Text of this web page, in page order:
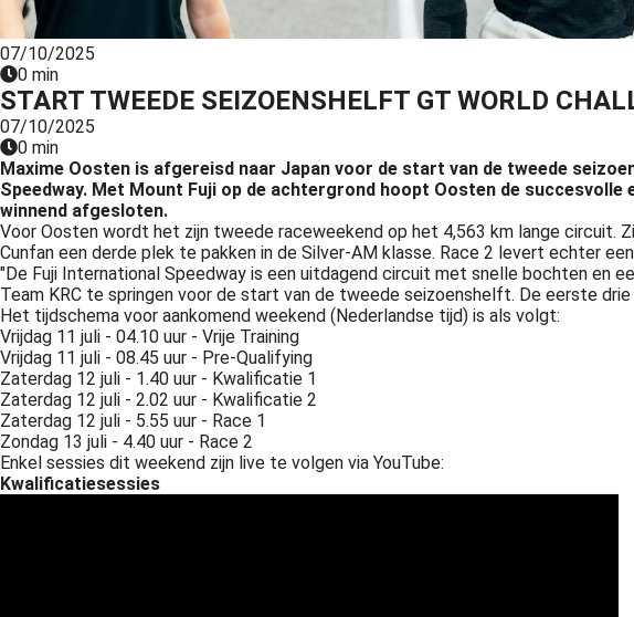
07/10/2025
0 min
START TWEEDE SEIZOENSHELFT GT WORLD
07/10/2025
0 min
Maxime Oosten is afgereisd naar Japan voor de start van de tweede
Speedway. Met Mount Fuji op de achtergrond hoopt Oosten de
winnend afgesloten.
Voor Oosten wordt het zijn tweede raceweekend op het 4,563 km lange circuit.
Cunfan een derde plek te pakken in de Silver-AM klasse. Race 2 levert echter
"De Fuji International Speedway is een uitdagend circuit met snelle bochten en
Team KRC te springen voor de start van de tweede seizoenshelft. De eerste
Het tijdschema voor aankomend weekend (Nederlandse tijd) is als volgt:
Vrijdag 11 juli - 04.10 uur - Vrije Training
Vrijdag 11 juli - 08.45 uur - Pre-Qualifying
Zaterdag 12 juli - 1.40 uur - Kwalificatie 1
Zaterdag 12 juli - 2.02 uur - Kwalificatie 2
Zaterdag 12 juli - 5.55 uur - Race 1
Zondag 13 juli - 4.40 uur - Race 2
Enkel sessies dit weekend zijn live te volgen via YouTube:
Kwalificatiesessies
opslaan